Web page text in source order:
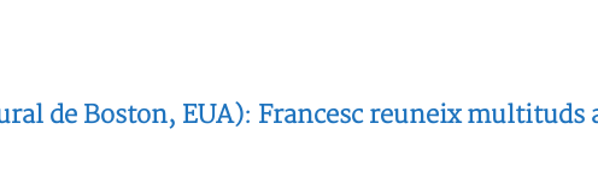
de Boston, EUA): Francesc reuneix multituds